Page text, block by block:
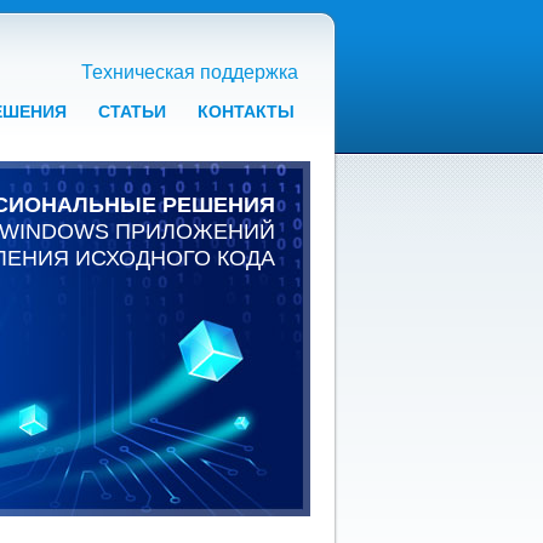
Техническая поддержка
СТАТЬИ КОНТАКТЫ
РЕШЕНИЯ
ПРИЛОЖЕНИЙ
ИСХОДНОГО КОДА